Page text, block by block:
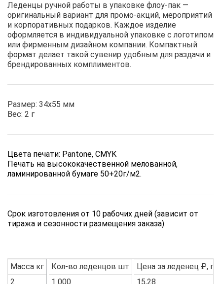
Леденцы ручной работы в упаковке флоу-пак —
оригинальный вариант для промо-акций, мероприятий
и корпоративных подарков. Каждое изделие
оформляется в индивидуальной упаковке с логотипом
или фирменным дизайном компании. Компактный
формат делает такой сувенир удобным для раздачи и
брендированных комплиментов.
Размер: 34х55 мм
Вес: 2 г
Цвета печати: Pantone, CMYK
Печать на высококачественной мелованной,
ламинированной бумаге 50+20г/м2.
Срок изготовления от 10 рабочих дней (зависит от
тиража и сезонности размещения заказа).
Масса кг
2
Кол-во леденцов шт
1 000
Цена за леденец ₽,
15,28